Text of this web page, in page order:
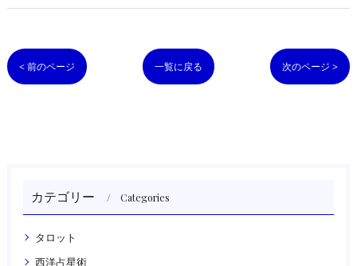
< 前のページ 一覧に戻る 次のページ >
カテゴリー Categories
タロット
西洋占星術